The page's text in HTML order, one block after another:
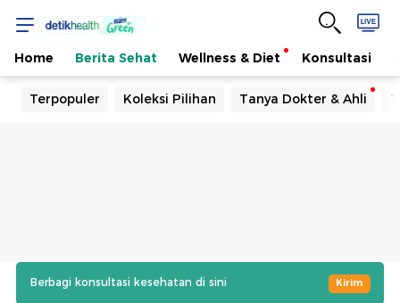
Home Berita Sehat Wellness & Diet Konsultasi
Terpopuler Koleksi Pilihan Tanya Dokter & Ahli
Berbagi konsultasi kesehatan di sini Kirim